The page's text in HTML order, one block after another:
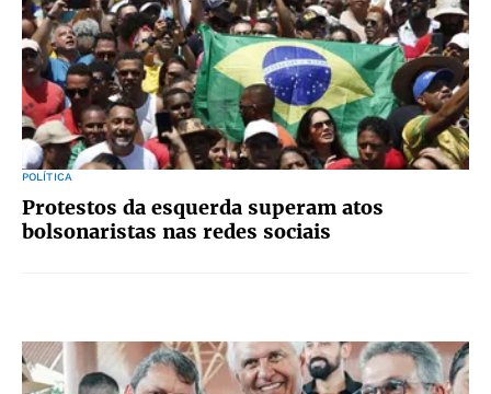
POLÍTICA
Protestos da esquerda superam atos
bolsonaristas nas redes sociais